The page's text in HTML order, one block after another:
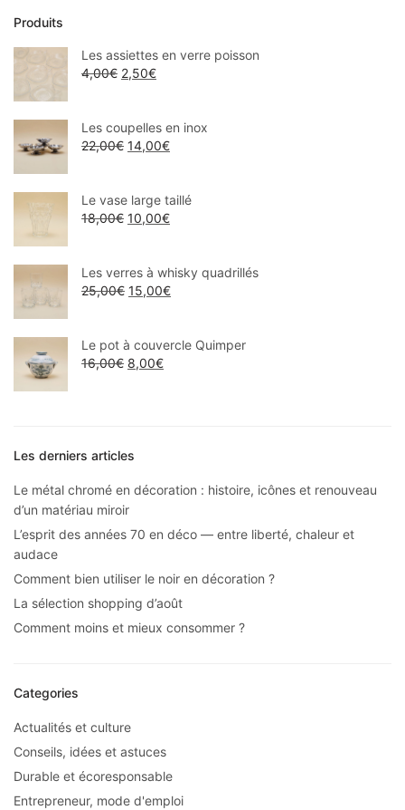
Produits
Les assiettes en verre poisson
4,00€ 2,50€
Les coupelles en inox
22,00€ 14,00€
Le vase large taillé
18,00€ 10,00€
Les verres à whisky quadrillés
25,00€ 15,00€
Le pot à couvercle Quimper
16,00€ 8,00€
Les derniers articles
Le métal chromé en décoration : histoire, icônes et renouveau
d’un matériau miroir
L’esprit des années 70 en déco — entre liberté, chaleur et
audace
Comment bien utiliser le noir en décoration ?
La sélection shopping d’août
Comment moins et mieux consommer ?
Categories
Actualités et culture
Conseils, idées et astuces
Durable et écoresponsable
Entrepreneur, mode d'emploi